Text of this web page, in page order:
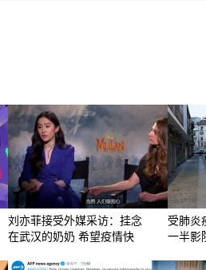
刘亦菲接受外媒采访：挂念
在武汉的奶奶 希望疫情快
受肺炎
一半影